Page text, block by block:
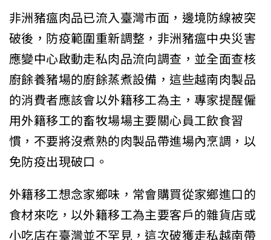
非洲豬瘟肉品已流入臺灣市面，邊境防線被突
破後，防疫範圍重新調整，非洲豬瘟中央災害
應變中心啟動走私肉品流向調查，並全面查核
廚餘養豬場的廚餘蒸煮設備，這些越南肉製品
的消費者應該會以外籍移工為主，專家提醒僱
用外籍移工的畜牧場場主要關心員工飲食習
慣，不要將沒煮熟的肉製品帶進場內烹調，以
免防疫出現破口。
外籍移工想念家鄉味，常會購買從家鄉進口的
食材來吃，以外籍移工為主要客戶的雜貨店或